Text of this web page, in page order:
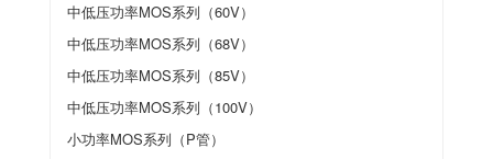
中低压功率MOS系列（60V）
中低压功率MOS系列（68V）
中低压功率MOS系列（85V）
中低压功率MOS系列（100V）
小功率MOS系列（P管）